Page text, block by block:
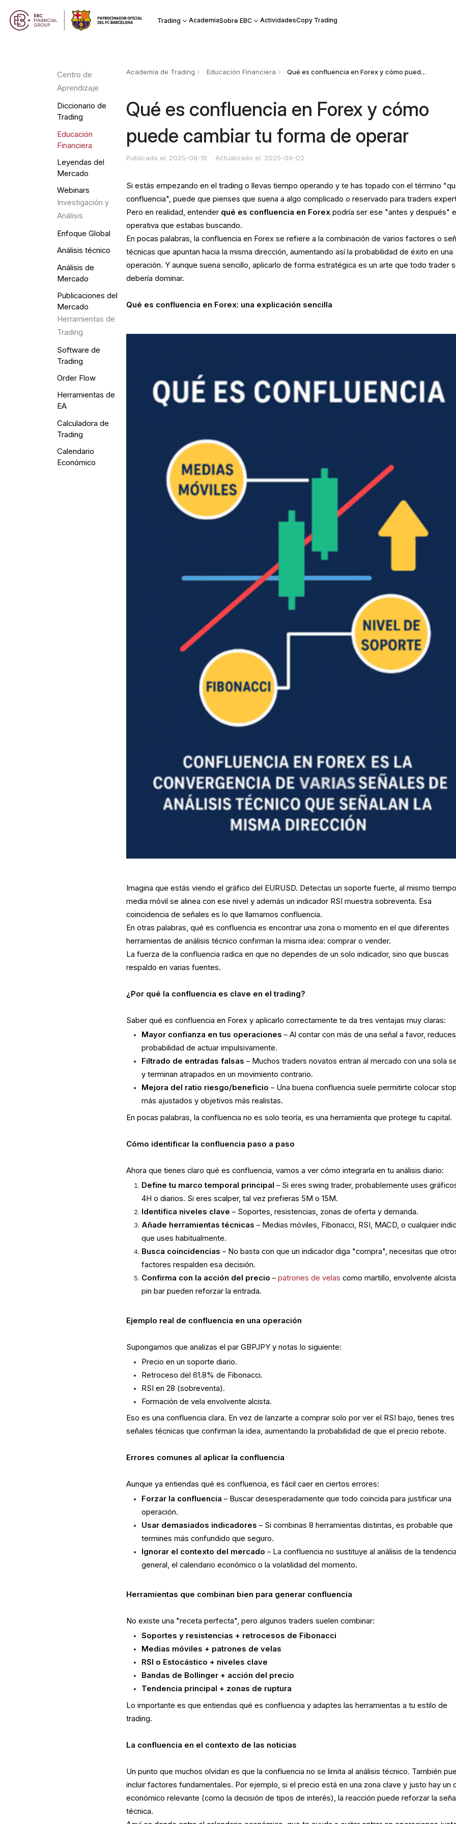
Trading AcademiaSobre EBC ActividadesCopy Trading
Centro de
Aprendizaje
Diccionario de
Trading
Educación
Financiera
Leyendas del
Mercado
Webinars
Investigación y
Análisis
Enfoque Global
Análisis técnico
Análisis de
Mercado
Publicaciones del
Mercado
Herramientas de
Trading
Software de
Trading
Order Flow
Herramientas de
EA
Calculadora de
Trading
Calendario
Económico
Academia de Trading Educación Financiera Qué es confluencia en Forex y cómo puede cambiar tu forma de operar
Qué es confluencia en Forex y cómo
puede cambiar tu forma de operar
Publicado el: 2025-08-16 Actualizado el: 2025-09-02
Si estás empezando en el trading o llevas tiempo operando y te has topado con el término
confluencia", puede que pienses que suena a algo complicado o reservado para traders
Pero en realidad, entender qué es confluencia en Forex podría ser ese "antes y después"
operativa que estabas buscando.
En pocas palabras, la confluencia en Forex se refiere a la combinación de varios factores o
técnicas que apuntan hacia la misma dirección, aumentando así la probabilidad de éxito en una
operación. Y aunque suena sencillo, aplicarlo de forma estratégica es un arte que todo trader
debería dominar.
Qué es confluencia en Forex: una explicación sencilla
Imagina que estás viendo el gráfico del EURUSD. Detectas un soporte fuerte, al mismo
media móvil se alinea con ese nivel y además un indicador RSI muestra sobreventa. Esa
coincidencia de señales es lo que llamamos confluencia.
En otras palabras, qué es confluencia es encontrar una zona o momento en el que diferentes
herramientas de análisis técnico confirman la misma idea: comprar o vender.
La fuerza de la confluencia radica en que no dependes de un solo indicador, sino que buscas
respaldo en varias fuentes.
¿Por qué la confluencia es clave en el trading?
Saber qué es confluencia en Forex y aplicarlo correctamente te da tres ventajas muy claras:
Mayor confianza en tus operaciones – Al contar con más de una señal a favor,
probabilidad de actuar impulsivamente.
Filtrado de entradas falsas – Muchos traders novatos entran al mercado con una sola
y terminan atrapados en un movimiento contrario.
Mejora del ratio riesgo/beneficio – Una buena confluencia suele permitirte colocar
más ajustados y objetivos más realistas.
En pocas palabras, la confluencia no es solo teoría, es una herramienta que protege tu capital.
Cómo identificar la confluencia paso a paso
Ahora que tienes claro qué es confluencia, vamos a ver cómo integrarla en tu análisis diario:
Define tu marco temporal principal – Si eres swing trader, probablemente uses
4H o diarios. Si eres scalper, tal vez prefieras 5M o 15M.
Identifica niveles clave – Soportes, resistencias, zonas de oferta y demanda.
Añade herramientas técnicas – Medias móviles, Fibonacci, RSI, MACD, o cualquier
que uses habitualmente.
Busca coincidencias – No basta con que un indicador diga "compra", necesitas que
factores respalden esa decisión.
Confirma con la acción del precio –patrones de velas como martillo, envolvente
pin bar pueden reforzar la entrada.
Ejemplo real de confluencia en una operación
Supongamos que analizas el par GBPJPY y notas lo siguiente:
Precio en un soporte diario.
Retroceso del 61.8% de Fibonacci.
RSI en 28 (sobreventa).
Formación de vela envolvente alcista.
Eso es una confluencia clara. En vez de lanzarte a comprar solo por ver el RSI bajo, tienes tres
señales técnicas que confirman la idea, aumentando la probabilidad de que el precio rebote.
Errores comunes al aplicar la confluencia
Aunque ya entiendas qué es confluencia, es fácil caer en ciertos errores:
Forzar la confluencia – Buscar desesperadamente que todo coincida para justificar una
operación.
Usar demasiados indicadores – Si combinas 8 herramientas distintas, es probable que
termines más confundido que seguro.
Ignorar el contexto del mercado – La confluencia no sustituye al análisis de la tendencia
general, el calendario económico o la volatilidad del momento.
Herramientas que combinan bien para generar confluencia
No existe una "receta perfecta", pero algunos traders suelen combinar:
Soportes y resistencias + retrocesos de Fibonacci
Medias móviles + patrones de velas
RSI o Estocástico + niveles clave
Bandas de Bollinger + acción del precio
Tendencia principal + zonas de ruptura
Lo importante es que entiendas qué es confluencia y adaptes las herramientas a tu estilo de
trading.
La confluencia en el contexto de las noticias
Un punto que muchos olvidan es que la confluencia no se limita al análisis técnico. También
incluir factores fundamentales. Por ejemplo, si el precio está en una zona clave y justo hay un
económico relevante (como la decisión de tipos de interés), la reacción puede reforzar la
técnica.